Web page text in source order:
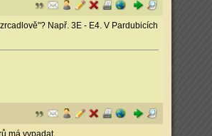
Např. 3E - E4. V Pardubicích
má vypadat.